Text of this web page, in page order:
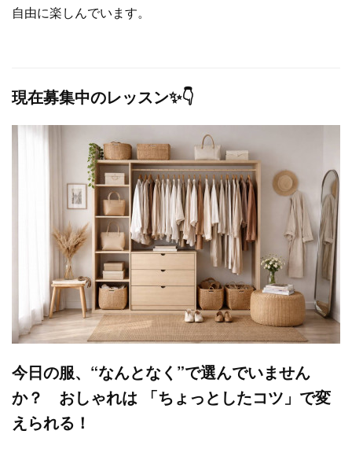
自由に楽しんでいます。
現在募集中のレッスン✨👇
今日の服、“なんとなく”で選んでいません
か？ おしゃれは 「ちょっとしたコツ」で変
えられる！